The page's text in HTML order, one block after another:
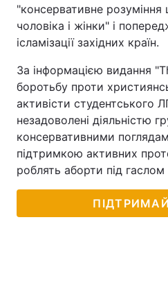
"консервативне
чоловіка і жінки" і
ісламізації західних країн.
За інформацією видання
боротьбу проти
активісти студентського
незадоволені діяльністю
консервативними
підтримкою активних
роблять аборти під